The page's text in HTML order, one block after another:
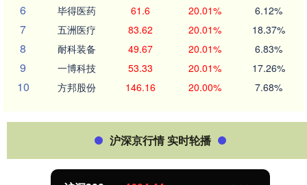
6 毕得医药 61.6 20.01% 6.12%
7 五洲医疗 83.62 20.01% 18.37%
8 耐科装备 49.67 20.01% 6.83%
9 一博科技 53.33 20.01% 17.26%
10 方邦股份 146.16 20.00% 7.68%
沪深京行情 实时轮播